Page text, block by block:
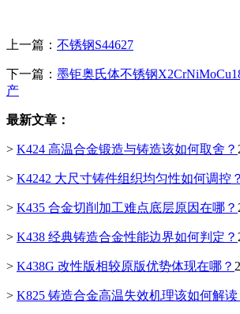
上一篇： 不锈钢S44627
下一篇： 墨钜奥氏体不锈钢
产
最新文章：
> K424 高温合金锻造与铸造该如何取舍？
> K4242 大尺寸铸件组织均匀性如何调控？
> K435 合金切削加工难点底层原因在哪？
> K438 经典铸造合金性能边界如何判定？
> K438G 改性版相较原版优势体现在哪？
> K825 铸造合金高温失效机理该如何解读